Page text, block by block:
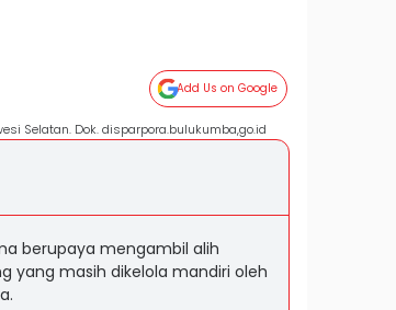
Add Us on Google
Selatan. Dok. disparpora.bulukumba,go.id
berupaya mengambil alih
yang masih dikelola mandiri oleh